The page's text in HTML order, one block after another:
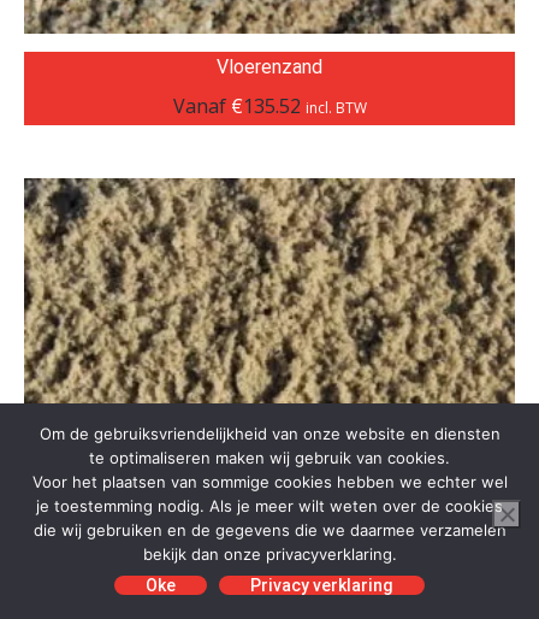
Vloerenzand
Vanaf €135.52 incl. BTW
Om de gebruiksvriendelijkheid van onze website en diensten
te optimaliseren maken wij gebruik van cookies.
Voor het plaatsen van sommige cookies hebben we echter wel
je toestemming nodig. Als je meer wilt weten over de cookies
die wij gebruiken en de gegevens die we daarmee verzamelen
bekijk dan onze privacyverklaring.
Oke
Privacy verklaring